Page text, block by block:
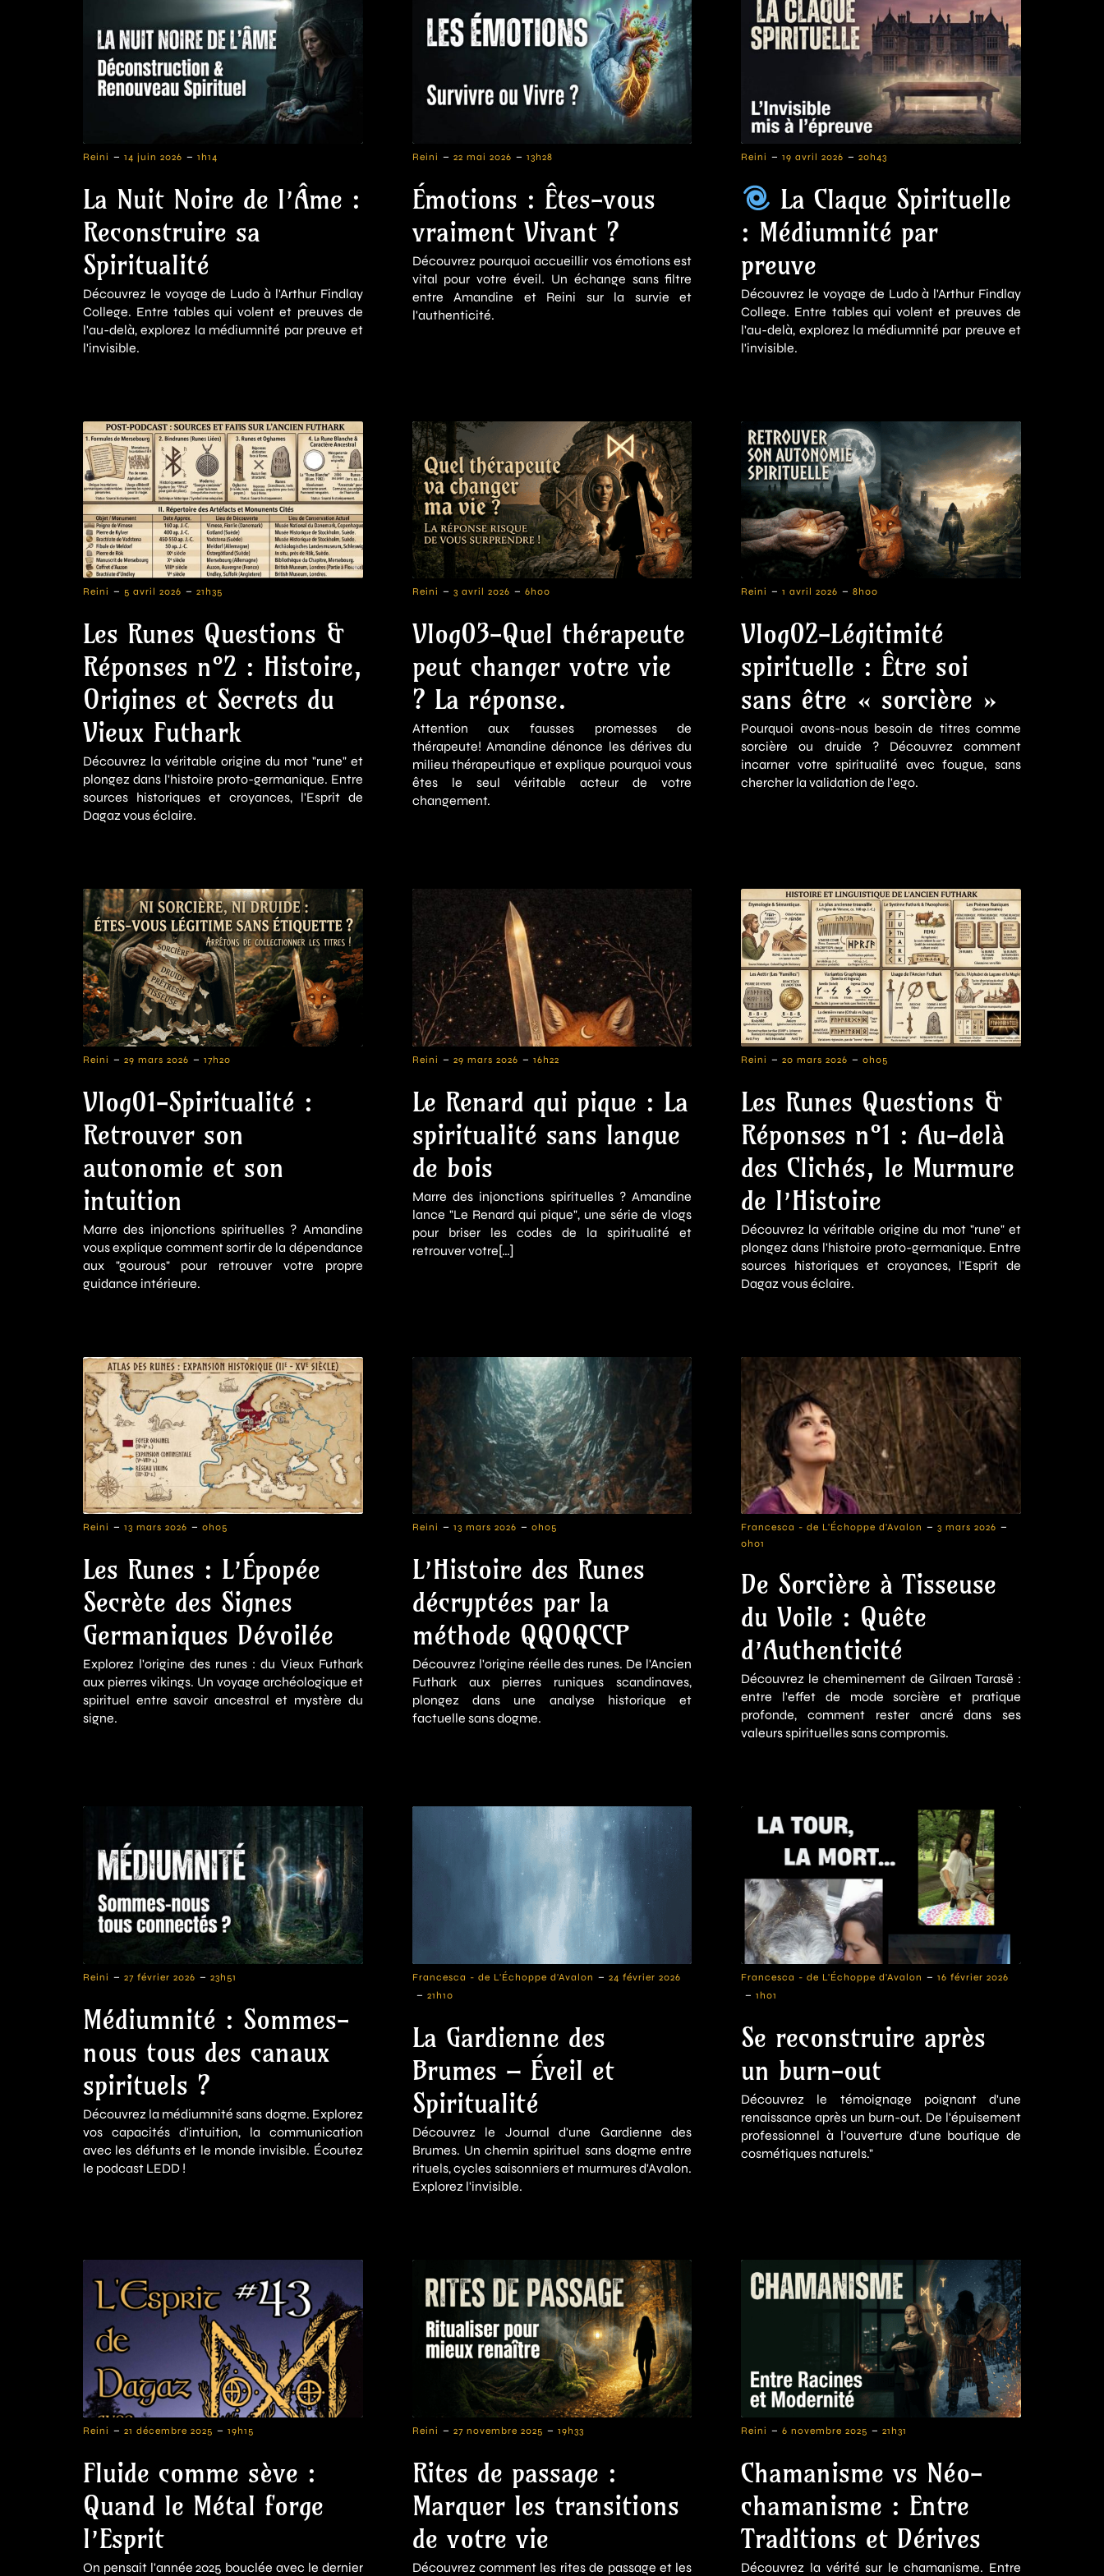
Reini - 14 juin 2026 - 1h14
La Nuit Noire de l’Âme :
Reconstruire sa
Spiritualité
Découvrez le voyage de Ludo à l'Arthur Findlay
College. Entre tables qui volent et preuves de
l'au-delà, explorez la médiumnité par preuve et
l'invisible.
Reini - 22 mai 2026 - 13h28
Émotions : Êtes-vous
vraiment Vivant ?
Découvrez pourquoi accueillir vos émotions est
vital pour votre éveil. Un échange sans filtre
entre Amandine et Reini sur la survie et
l'authenticité.
Reini - 19 avril 2026 - 20h43
La Claque Spirituelle
: Médiumnité par
preuve
Découvrez le voyage de Ludo à l'Arthur Findlay
College. Entre tables qui volent et preuves de
l'au-delà, explorez la médiumnité par preuve et
l'invisible.
Reini - 5 avril 2026 - 21h35
Les Runes Questions &
Réponses n°2 : Histoire,
Origines et Secrets du
Vieux Futhark
Découvrez la véritable origine du mot "rune" et
plongez dans l'histoire proto-germanique. Entre
sources historiques et croyances, l'Esprit de
Dagaz vous éclaire.
Reini - 3 avril 2026 - 6h00
Vlog03-Quel thérapeute
peut changer votre vie
? La réponse.
Attention aux fausses promesses de
thérapeute! Amandine dénonce les dérives du
milieu thérapeutique et explique pourquoi vous
êtes le seul véritable acteur de votre
changement.
Reini - 1 avril 2026 - 8h00
Vlog02-Légitimité
spirituelle : Être soi
sans être « sorcière »
Pourquoi avons-nous besoin de titres comme
sorcière ou druide ? Découvrez comment
incarner votre spiritualité avec fougue, sans
chercher la validation de l'ego.
Reini - 29 mars 2026 - 17h20
Vlog01-Spiritualité :
Retrouver son
autonomie et son
intuition
Marre des injonctions spirituelles ? Amandine
vous explique comment sortir de la dépendance
aux "gourous" pour retrouver votre propre
guidance intérieure.
Reini - 29 mars 2026 - 16h22
Le Renard qui pique : La
spiritualité sans langue
de bois
Marre des injonctions spirituelles ? Amandine
lance "Le Renard qui pique", une série de vlogs
pour briser les codes de la spiritualité et
retrouver votre[…]
Reini - 20 mars 2026 - 0h05
Les Runes Questions &
Réponses n°1 : Au-delà
des Clichés, le Murmure
de l’Histoire
Découvrez la véritable origine du mot "rune" et
plongez dans l'histoire proto-germanique. Entre
sources historiques et croyances, l'Esprit de
Dagaz vous éclaire.
Reini - 13 mars 2026 - 0h05
Les Runes : L’Épopée
Secrète des Signes
Germaniques Dévoilée
Explorez l'origine des runes : du Vieux Futhark
aux pierres vikings. Un voyage archéologique et
spirituel entre savoir ancestral et mystère du
signe.
Reini - 13 mars 2026 - 0h05
L’Histoire des Runes
décryptées par la
méthode QQOQCCP
Découvrez l'origine réelle des runes. De l'Ancien
Futhark aux pierres runiques scandinaves,
plongez dans une analyse historique et
factuelle sans dogme.
Francesca - de L'Échoppe d'Avalon - 3 mars 2026 -
0h01
De Sorcière à Tisseuse
du Voile : Quête
d’Authenticité
Découvrez le cheminement de Gilraen Tarasë :
entre l'effet de mode sorcière et pratique
profonde, comment rester ancré dans ses
valeurs spirituelles sans compromis.
Reini - 27 février 2026 - 23h51
Médiumnité : Sommes-
nous tous des canaux
spirituels ?
Découvrez la médiumnité sans dogme. Explorez
vos capacités d'intuition, la communication
avec les défunts et le monde invisible. Écoutez
le podcast LEDD !
Francesca - de L'Échoppe d'Avalon - 24 février 2026
- 21h10
La Gardienne des
Brumes – Éveil et
Spiritualité
Découvrez le Journal d'une Gardienne des
Brumes. Un chemin spirituel sans dogme entre
rituels, cycles saisonniers et murmures d'Avalon.
Explorez l'invisible.
Francesca - de L'Échoppe d'Avalon - 16 février 2026
- 1h01
Se reconstruire après
un burn-out
Découvrez le témoignage poignant d'une
renaissance après un burn-out. De l'épuisement
professionnel à l'ouverture d'une boutique de
cosmétiques naturels."
Reini - 21 décembre 2025 - 19h15
Fluide comme sève :
Quand le Métal forge
l’Esprit
On pensait l'année 2025 bouclée avec le dernier
Reini - 27 novembre 2025 - 19h33
Rites de passage :
Marquer les transitions
de votre vie
Découvrez comment les rites de passage et les
Reini - 6 novembre 2025 - 21h31
Chamanisme vs Néo-
chamanisme : Entre
Traditions et Dérives
Découvrez la vérité sur le chamanisme. Entre